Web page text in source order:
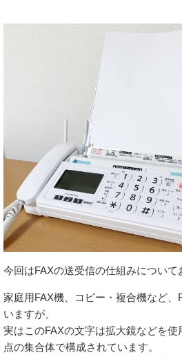
今回はFAXの送受信の仕組みについて
家庭用FAX機、コピー・複合機など、
いますが、
実はこのFAXの文字は拡大鏡などを
点の集合体で構成されています。